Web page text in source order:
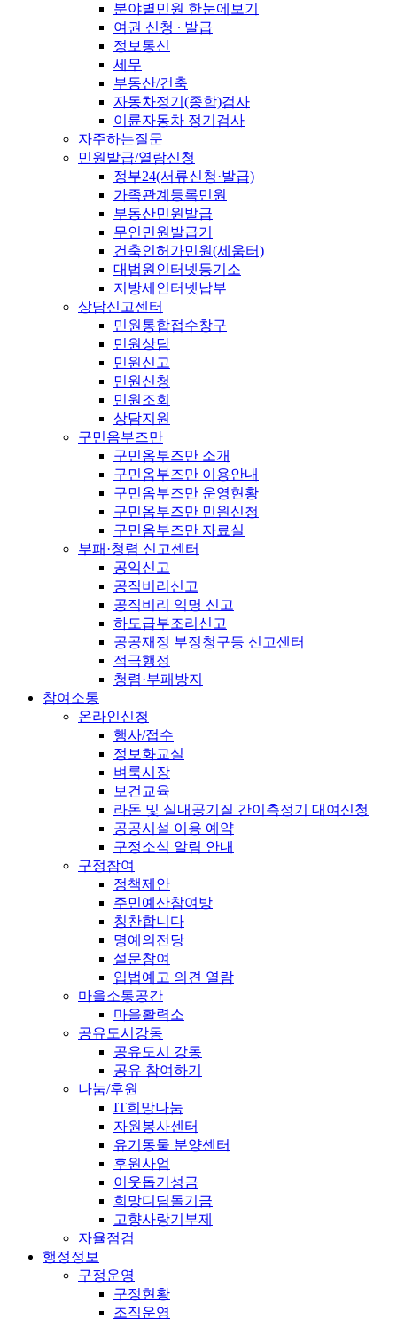
분야별민원 한눈에보기
여권 신청 ∙ 발급
정보통신
세무
부동산/건축
자동차정기(종합)검사
이륜자동차 정기검사
자주하는질문
민원발급/열람신청
정부24(서류신청·발급)
가족관계등록민원
부동산민원발급
무인민원발급기
건축인허가민원(세움터)
대법원인터넷등기소
지방세인터넷납부
상담신고센터
민원통합접수창구
민원상담
민원신고
민원신청
민원조회
상담지원
구민옴부즈만
구민옴부즈만 소개
구민옴부즈만 이용안내
구민옴부즈만 운영현황
구민옴부즈만 민원신청
구민옴부즈만 자료실
부패·청렴 신고센터
공익신고
공직비리신고
공직비리 익명 신고
하도급부조리신고
공공재정 부정청구등 신고센터
적극행정
청렴·부패방지
참여소통
온라인신청
행사/접수
정보화교실
벼룩시장
보건교육
라돈 및 실내공기질 간이측정기 대여신청
공공시설 이용 예약
구정소식 알림 안내
구정참여
정책제안
주민예산참여방
칭찬합니다
명예의전당
설문참여
입법예고 의견 열람
마을소통공간
마을활력소
공유도시강동
공유도시 강동
공유 참여하기
나눔/후원
IT희망나눔
자원봉사센터
유기동물 분양센터
후원사업
이웃돕기성금
희망디딤돌기금
고향사랑기부제
자율점검
행정정보
구정운영
구정현황
조직운영